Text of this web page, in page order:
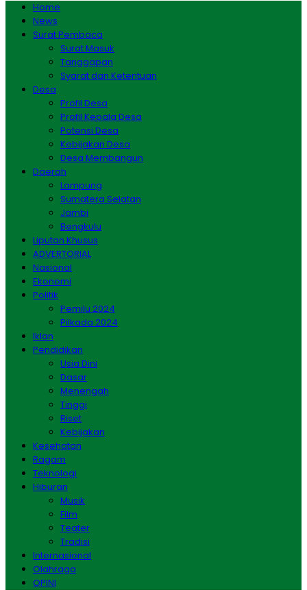
Home
News
Surat Pembaca
Surat Masuk
Tanggapan
Syarat dan Ketentuan
Desa
Profil Desa
Profil Kepala Desa
Potensi Desa
Kebijakan Desa
Desa Membangun
Daerah
Lampung
Sumatera Selatan
Jambi
Bengkulu
Liputan Khusus
ADVERTORIAL
Nasional
Ekonomi
Politik
Pemilu 2024
Pilkada 2024
Iklan
Pendidikan
Usia Dini
Dasar
Menengah
Tinggi
Riset
Kebijakan
Kesehatan
Ragam
Teknologi
Hiburan
Musik
Film
Teater
Tradisi
Internasional
Olahraga
OPINI